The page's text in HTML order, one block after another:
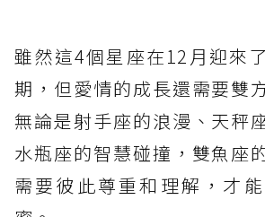
雖然這4個星座在12月迎來
期，但愛情的成長還需要雙
無論是射手座的浪漫、天秤
水瓶座的智慧碰撞，雙魚座
需要彼此尊重和理解，才